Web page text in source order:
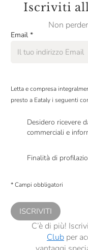
Iscriviti
Non
Email *
Letta e compresa
presto a Eataly i seguenti
Desidero ricevere
commerciali e
Finalità di
comunicazioni
* Campi obbligatori
ISCRIVITI
C’è di più!
Clubper